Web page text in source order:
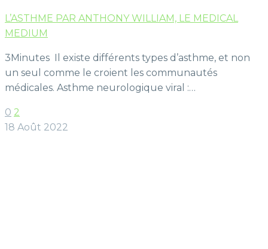
L’ASTHME PAR ANTHONY WILLIAM, LE MEDICAL
MEDIUM
3Minutes Il existe différents types d’asthme, et non
un seul comme le croient les communautés
médicales. Asthme neurologique viral :…
0 2
18 Août 2022